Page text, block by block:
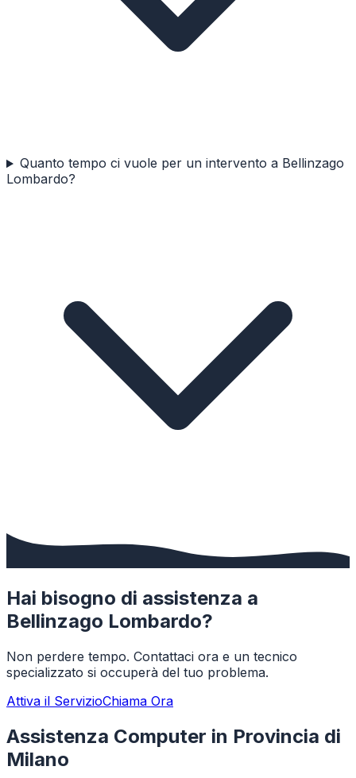
Quanto tempo ci vuole per un intervento a Bellinzago
Lombardo?
Hai bisogno di assistenza a
Bellinzago Lombardo?
Non perdere tempo. Contattaci ora e un tecnico
specializzato si occuperà del tuo problema.
Attiva il ServizioChiama Ora
Assistenza Computer in Provincia di
Milano